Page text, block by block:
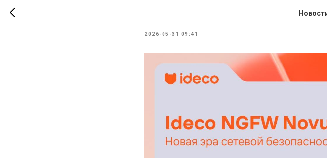
Обучение по
2026-05-31 09:41